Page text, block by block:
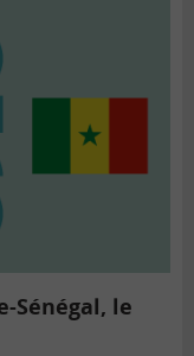
Sénégal, le